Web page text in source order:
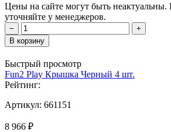
Цены на сайте могут быть
уточняйте у менеджеров.
−
+
В корзину
Быстрый просмотр
Fun2 Play Крышка Черный 4 шт.
Рейтинг:
Артикул: 661151
8 966 ₽